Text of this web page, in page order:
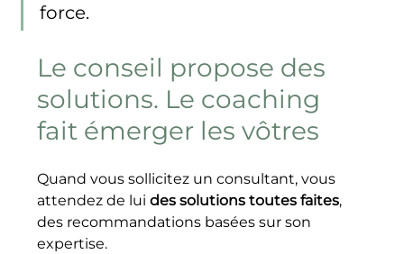
force.
Le conseil propose des
solutions. Le coaching
fait émerger les vôtres
Quand vous sollicitez un consultant, vous
attendez de lui des solutions toutes faites,
des recommandations basées sur son
expertise.